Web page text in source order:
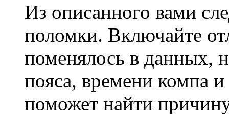
Из описанного вами
поломки. Включайте
поменялось в данных,
пояса, времени компа
поможет найти